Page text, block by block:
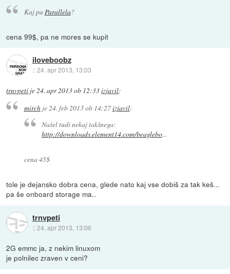
Kaj paParallela?
cena 99$, pa ne mores se kupit
iloveboobz
::24. apr 2013, 13:03
trnvpeti je24. apr 2013 ob 12:33izjavil:
mirchje 24. feb 2013 ob 14:27izjavil:
Našel tudi nekaj takšnega:
http://downloads.element14.com/beaglebo...
cena 45$
tole je dejansko dobra cena, glede nato kaj vse dobiš za tak keš...
pa še onboard storage ma..
trnvpeti
::24. apr 2013, 13:06
2G emmc ja, z nekim linuxom
je polnilec zraven v ceni?